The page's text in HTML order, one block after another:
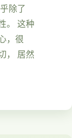
除了
。 这种
，很
， 居然